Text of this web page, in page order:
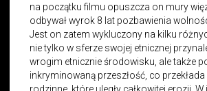
na początku filmu opuszcza on mury
odbywał wyrok 8 lat pozbawienia
Jest on zatem wykluczony na kilku
nie tylko w sferze swojej etnicznej
wrogim etnicznie środowisku, ale także
inkryminowaną przeszłość, co
rodzinne, które uległy całkowitej erozji. W